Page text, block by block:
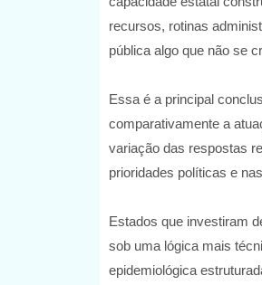
recursos, rotinas
pública algo que não se
Essa é a principal
comparativamente a
variação das respostas
prioridades políticas e
Estados que investiram
sob uma lógica mais
epidemiológica